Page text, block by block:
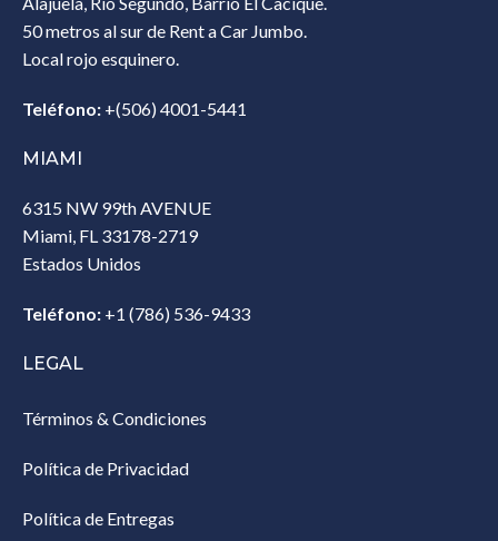
50 metros al sur de Rent a Car Jumbo.
Local rojo esquinero.
Teléfono: +(506) 4001-5441
MIAMI
6315 NW 99th AVENUE
Miami, FL 33178-2719
Estados Unidos‎
Teléfono: +1 (786) 536-9433‎
LEGAL
Términos & Condiciones
Política de Privacidad
Política de Entregas